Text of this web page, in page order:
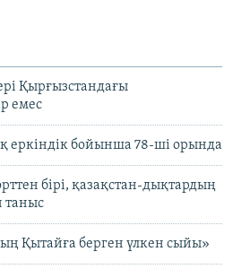
Қырғызстандағы
емес
еркіндік бойынша 78-ші орында
бірі, қазақстан-дықтардың
таныс
Қытайға берген үлкен сыйы»